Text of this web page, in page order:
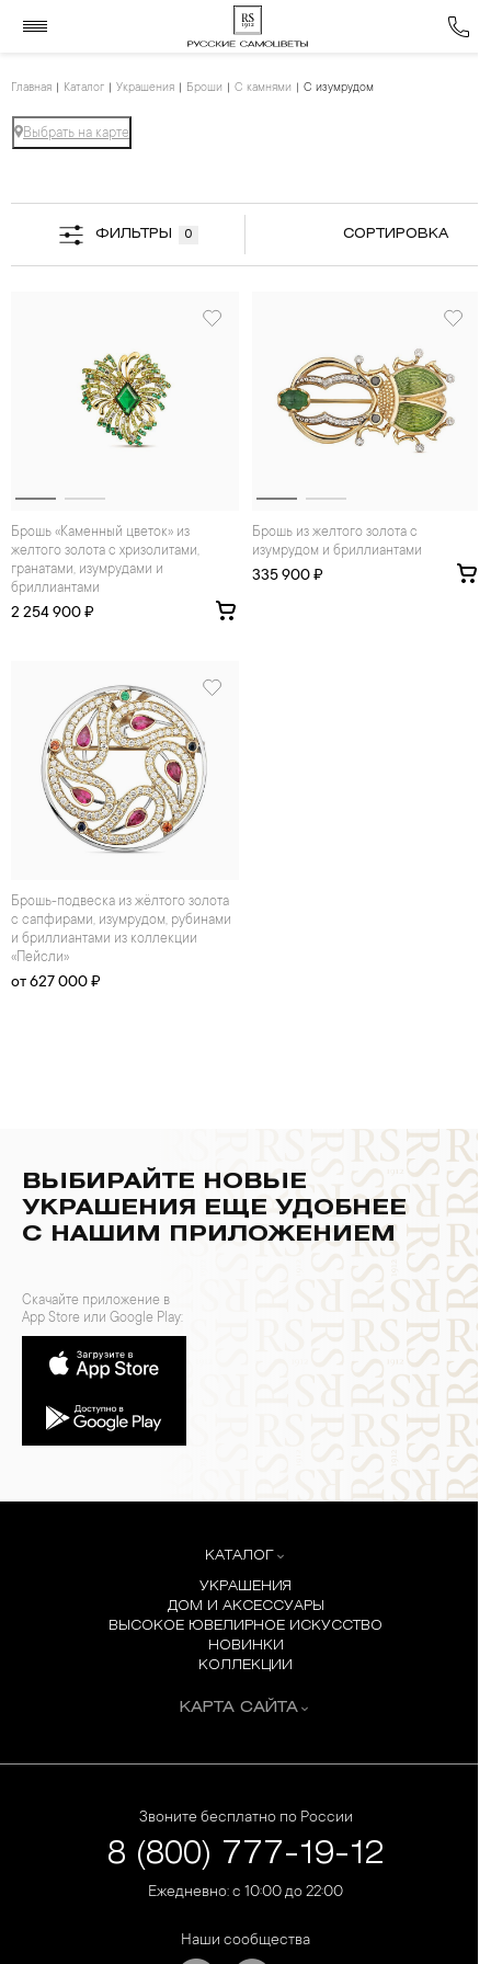
Главная Каталог Украшения Броши С камнями С изумрудом
Выбрать на карте
ФИЛЬТРЫ 0 СОРТИРОВКА
Брошь «Каменный цветок» из
желтого золота с хризолитами,
гранатами, изумрудами и
бриллиантами
2 254 900 ₽
Брошь из желтого золота с
изумрудом и бриллиантами
335 900 ₽
брошь-подвеска из жёлтого золота
с сапфирами, изумрудом, рубинами
и бриллиантами из коллекции
«Пейсли»
от 627 000 ₽
ВЫБИРАЙТЕ НОВЫЕ
УКРАШЕНИЯ ЕЩЕ УДОБНЕЕ
С НАШИМ ПРИЛОЖЕНИЕМ
Скачайте приложение в
App Store или Google Play:
КАТАЛОГ
УКРАШЕНИЯ
ДОМ И АКСЕССУАРЫ
ВЫСОКОЕ ЮВЕЛИРНОЕ ИСКУССТВО
НОВИНКИ
КОЛЛЕКЦИИ
КАРТА САЙТА
Звоните бесплатно по России
8 (800) 777-19-12
Ежедневно: с 10:00 до 22:00
Наши сообщества